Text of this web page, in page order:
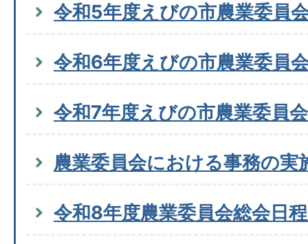
令和5年度えびの市農業委員
令和6年度えびの市農業委員
令和7年度えびの市農業委員
農業委員会における事務の実
令和8年度農業委員会総会日